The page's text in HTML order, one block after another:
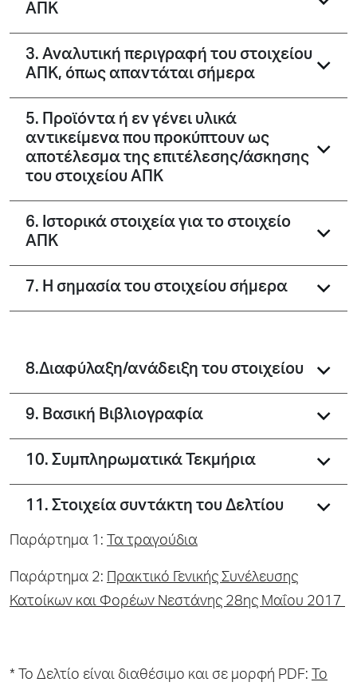
ΑΠΚ
3. Αναλυτική περιγραφή του στοιχείου
ΑΠΚ, όπως απαντάται σήμερα
5. Προϊόντα ή εν γένει υλικά
αντικείμενα που προκύπτουν ως
αποτέλεσμα της επιτέλεσης/άσκησης
του στοιχείου ΑΠΚ
6. Ιστορικά στοιχεία για το στοιχείο
ΑΠΚ
7. Η σημασία του στοιχείου σήμερα
8.Διαφύλαξη/ανάδειξη του στοιχείου
9. Βασική Βιβλιογραφία
10. Συμπληρωματικά Τεκμήρια
11. Στοιχεία συντάκτη του Δελτίου
Παράρτημα 1: Τα τραγούδια
Παράρτημα 2: Πρακτικό Γενικής Συνέλευσης
Κατοίκων και Φορέων Νεστάνης 28ης Μαΐου 2017
* To Δελτίο είναι διαθέσιμο και σε μορφή PDF: Το